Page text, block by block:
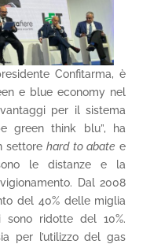
Confitarma, è
e blue economy nel
per il sistema
green think blu”, ha
settorehard to abate e
le distanze e la
Dal 2008
del 40% delle miglia
sono ridotte del 10%.
per l’utilizzo del gas